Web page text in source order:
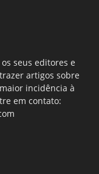
seus editores e
artigos sobre
incidência à
em contato: